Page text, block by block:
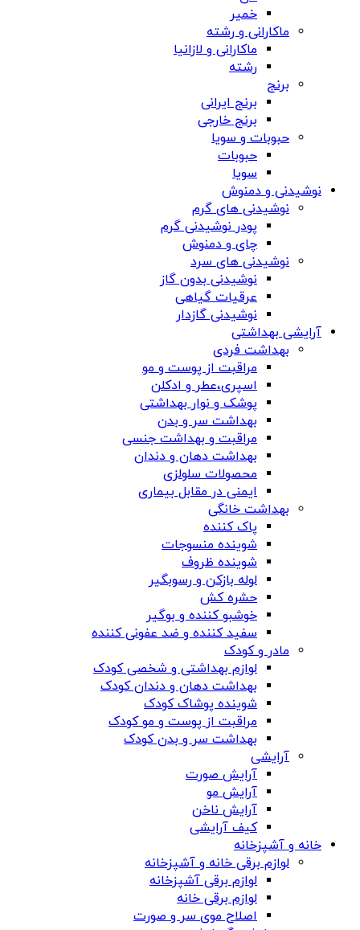
خمیر
ماکارانی و رشته
ماکارانی و لازانیا
رشته
برنج
برنج ایرانی
برنج خارجی
حبوبات و سویا
حبوبات
سویا
نوشیدنی و دمنوش
نوشیدنی های گرم
پودر نوشیدنی گرم
چای و دمنوش
نوشیدنی های سرد
نوشیدنی بدون گاز
عرقیات گیاهی
نوشیدنی گازدار
آرایشی بهداشتی
بهداشت فردی
مراقبت از پوست و مو
اسپری،عطر و ادکلن
پوشک و نوار بهداشتی
بهداشت سر و بدن
مراقبت و بهداشت جنسی
بهداشت دهان و دندان
محصولات سلولزی
ایمنی در مقابل بیماری
بهداشت خانگی
پاک کننده
شوینده منسوجات
شوینده ظروف
لوله بازکن و رسوبگیر
حشره کش
خوشبو کننده و بوگیر
سفید کننده و ضد عفونی کننده
مادر و کودک
لوازم بهداشتی و شخصی کودک
بهداشت دهان و دندان کودک
شوینده پوشاک کودک
مراقبت از پوست و مو کودک
بهداشت سر و بدن کودک
آرایشی
آرایش صورت
آرایش مو
آرایش ناخن
کیف آرایشی
خانه و آشپزخانه
لوازم برقی خانه و آشپزخانه
لوازم برقی آشپزخانه
لوازم برقی خانه
اصلاح موی سر و صورت